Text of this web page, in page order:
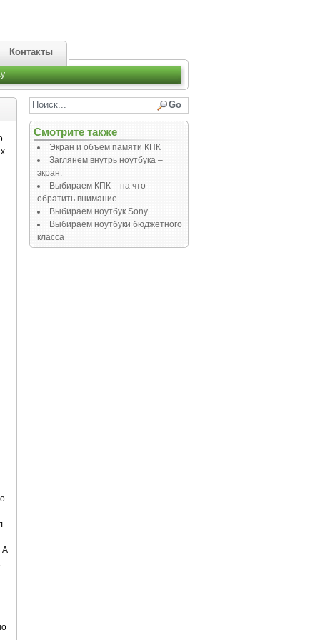
Контакты
А
Смотрите также
Экран и объем памяти КПК
Заглянем внутрь ноутбука –
экран.
Выбираем КПК – на что
обратить внимание
Выбираем ноутбук Sony
Выбираем ноутбуки бюджетного
класса